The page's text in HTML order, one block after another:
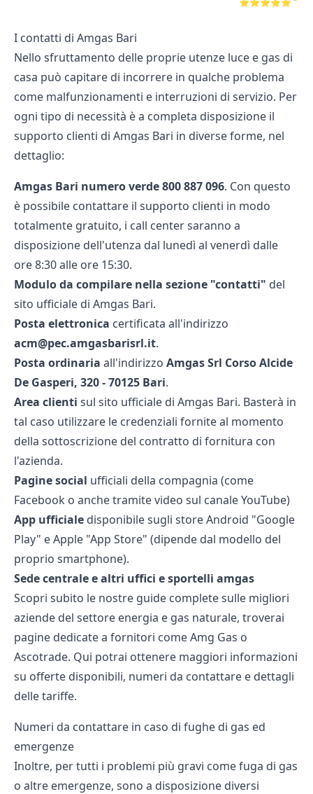
⭐⭐⭐⭐⭐
I contatti di Amgas Bari
Nello sfruttamento delle proprie utenze luce e gas di
casa può capitare di incorrere in qualche problema
come malfunzionamenti e interruzioni di servizio. Per
ogni tipo di necessità è a completa disposizione il
supporto clienti di Amgas Bari in diverse forme, nel
dettaglio:
Amgas Bari numero verde 800 887 096. Con questo
è possibile contattare il supporto clienti in modo
totalmente gratuito, i call center saranno a
disposizione dell'utenza dal lunedì al venerdì dalle
ore 8:30 alle ore 15:30.
Modulo da compilare nella sezione "contatti" del
sito ufficiale di Amgas Bari.
Posta elettronica certificata all'indirizzo
acm@pec.amgasbarisrl.it.
Posta ordinaria all'indirizzo Amgas Srl Corso Alcide
De Gasperi, 320 - 70125 Bari.
Area clienti sul sito ufficiale di Amgas Bari. Basterà in
tal caso utilizzare le credenziali fornite al momento
della sottoscrizione del contratto di fornitura con
l'azienda.
Pagine social ufficiali della compagnia (come
Facebook o anche tramite video sul canale YouTube)
App ufficiale disponibile sugli store Android "Google
Play" e Apple "App Store" (dipende dal modello del
proprio smartphone).
Sede centrale e altri uffici e sportelli amgas
Scopri subito le nostre guide complete sulle migliori
aziende del settore energia e gas naturale, troverai
pagine dedicate a fornitori comeAmg Gas o
Ascotrade. Qui potrai ottenere maggiori informazioni
su offerte disponibili, numeri da contattare e dettagli
delle tariffe.
Numeri da contattare in caso di fughe di gas ed
emergenze
Inoltre, per tutti i problemi più gravi come fuga di gas
o altre emergenze, sono a disposizione diversi